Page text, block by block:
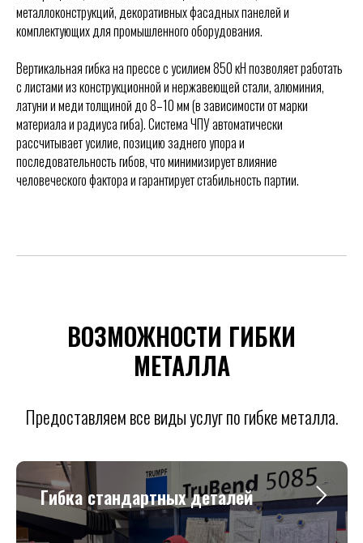
металлоконструкций, декоративных фасадных панелей и
комплектующих для промышленного оборудования.
Вертикальная гибка на прессе с усилием 850 кН позволяет работать
с листами из конструкционной и нержавеющей стали, алюминия,
латуни и меди толщиной до 8–10 мм (в зависимости от марки
материала и радиуса гиба). Система ЧПУ автоматически
рассчитывает усилие, позицию заднего упора и
последовательность гибов, что минимизирует влияние
человеческого фактора и гарантирует стабильность партии.
ВОЗМОЖНОСТИ ГИБКИ
МЕТАЛЛА
Предоставляем все виды услуг по гибке металла.
Гибка стандартных деталей